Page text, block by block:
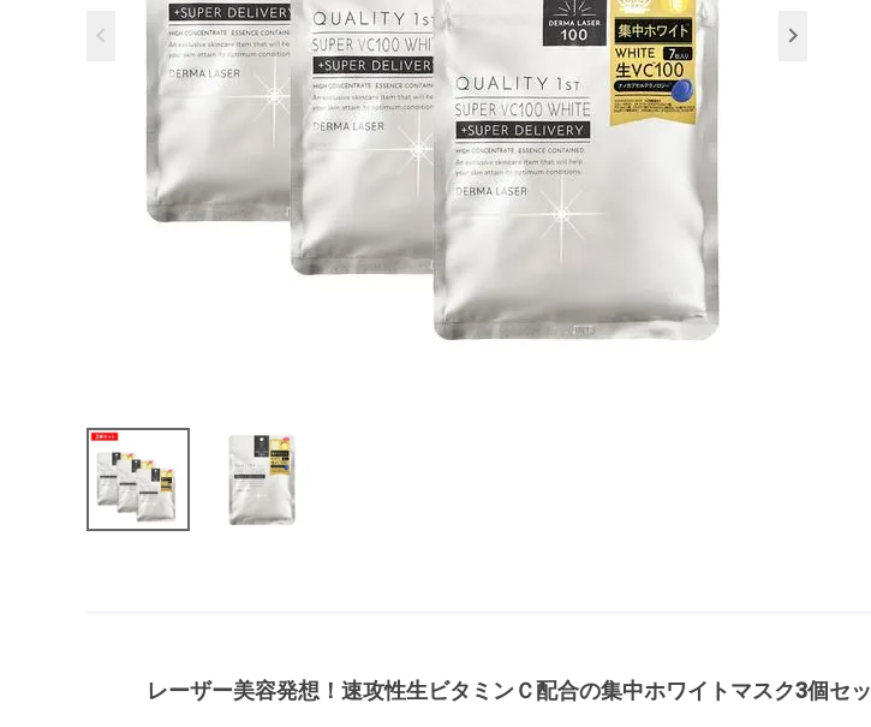
レーザー美容発想！速攻性生ビタミンＣ配合の集中ホワイトマスク3個セ